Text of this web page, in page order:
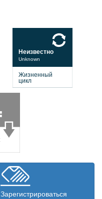
Зарегистрироваться